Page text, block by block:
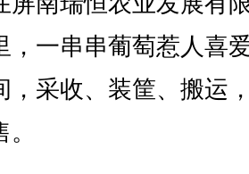
，一串串葡萄惹人喜
，采收、装筐、搬运